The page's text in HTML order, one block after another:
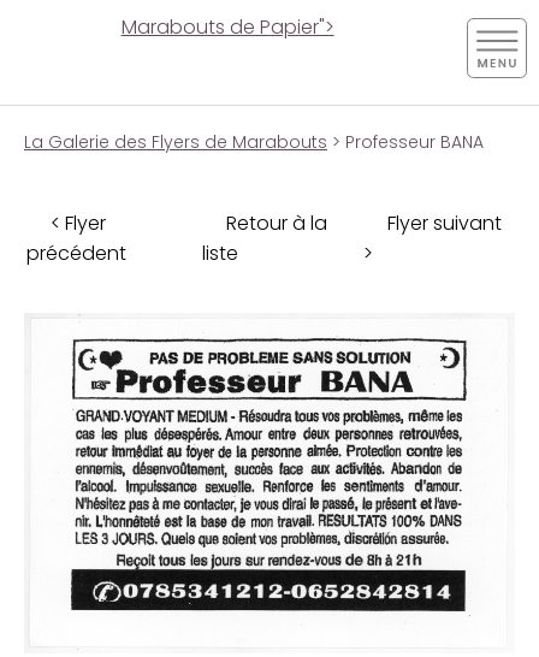
Marabouts de Papier">
La Galerie des Flyers de Marabouts > Professeur BANA
< Flyer
précédent
Retour à la
liste
Flyer suivant
>